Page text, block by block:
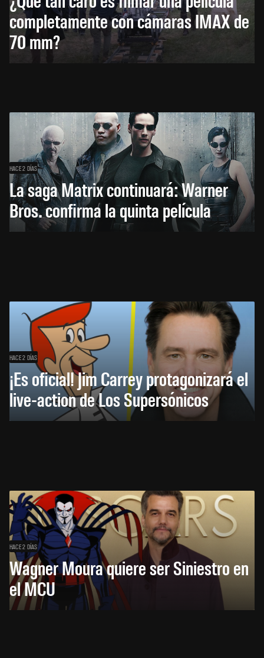
completamente con cámaras IMAX de
70 mm?
HACE 2 DÍAS
La saga Matrix continuará: Warner
Bros. confirma la quinta película
HACE 2 DÍAS
¡Es oficial! Jim Carrey protagonizará el
live-action de Los Supersónicos
HACE 2 DÍAS
Wagner Moura quiere ser Siniestro en
el MCU